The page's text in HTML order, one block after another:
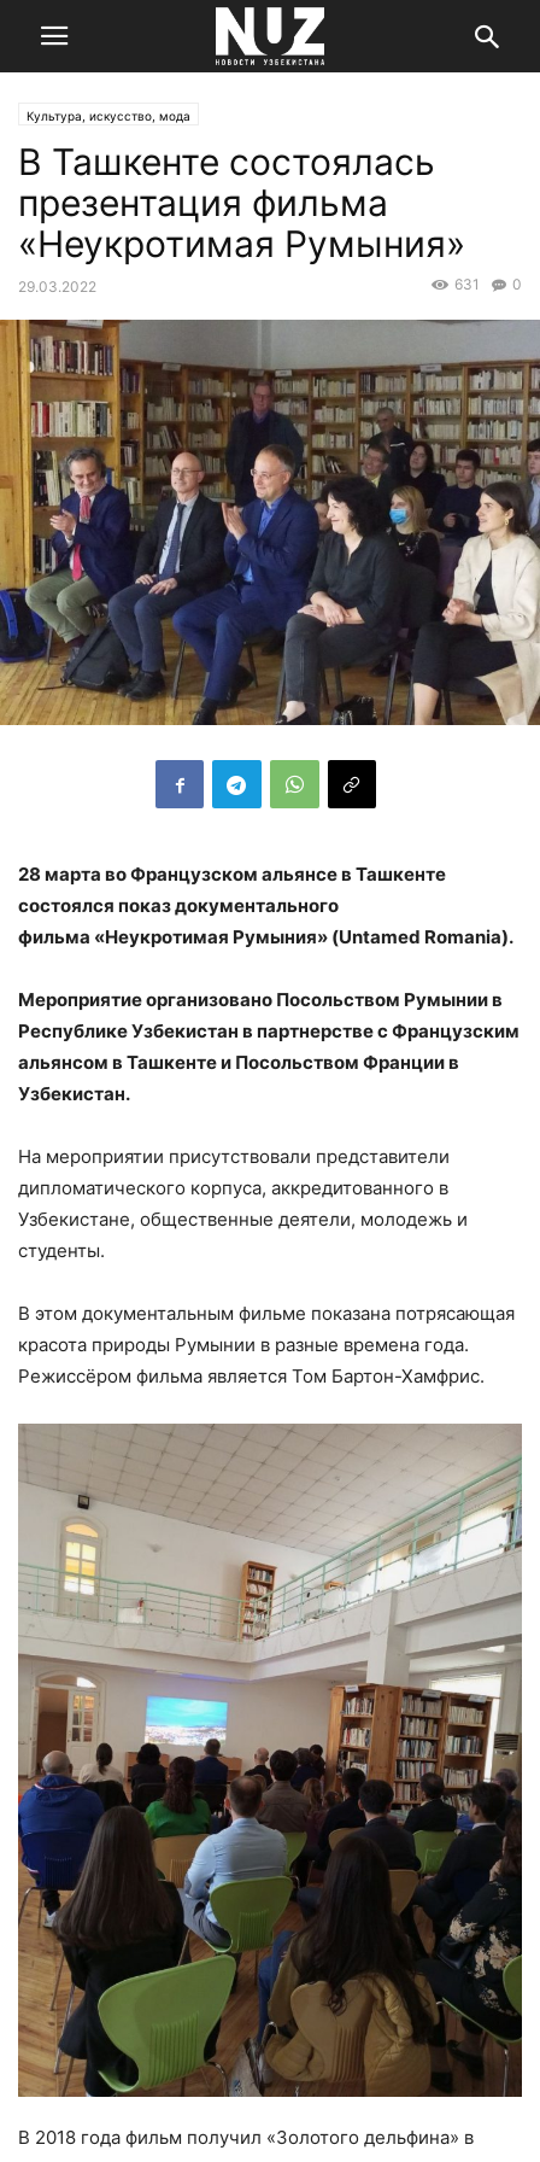
Культура, искусство, мода
В Ташкенте состоялась
презентация фильма
«Неукротимая Румыния»
29.03.2022 0
631
28 марта во Французском альянсе в Ташкенте
состоялся показ документального
фильма «Неукротимая Румыния» (Untamed Romania).
Мероприятие организовано Посольством Румынии в
Республике Узбекистан в партнерстве с Французским
альянсом в Ташкенте и Посольством Франции в
Узбекистан.
На мероприятии присутствовали представители
дипломатического корпуса, аккредитованного в
Узбекистане, общественные деятели, молодежь и
студенты.
В этом документальным фильме показана потрясающая
красота природы Румынии в разные времена года.
Режиссёром фильма является Том Бартон-Хамфрис.
В 2018 года фильм получил «Золотого дельфина» в